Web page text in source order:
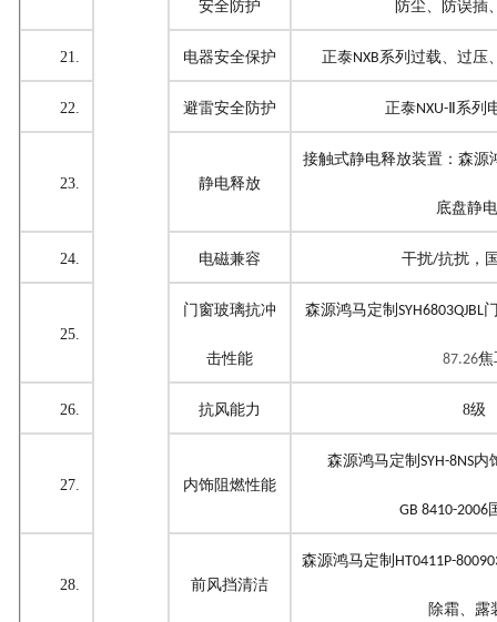
安全防护 防尘、防误插
21. 电器安全保护 正泰NXB系列 过载、过压
22. 避雷安全防护 正泰NXU-Ⅱ系列
23. 静电释放
接触式静电释放装置：森源
底盘静
24. 电磁兼容 干扰/抗扰，
25.
门窗玻璃抗冲
击性能
森源鸿马定制SYH6803QJBL
87.26焦
26. 抗风能力 8级
27. 内饰阻燃性能
森源鸿马定制SYH-8NS内
GB 8410-2006
28. 前风挡清洁
森源鸿马定制 HT0411P-
除霜、露